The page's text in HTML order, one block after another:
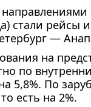
стали рейсы
—
на
по
5,8%. По
есть на 2%.